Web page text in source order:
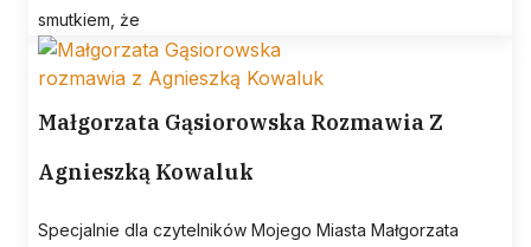
smutkiem, że
Małgorzata Gąsiorowska Rozmawia Z
Agnieszką Kowaluk
Specjalnie dla czytelników Mojego Miasta Małgorzata